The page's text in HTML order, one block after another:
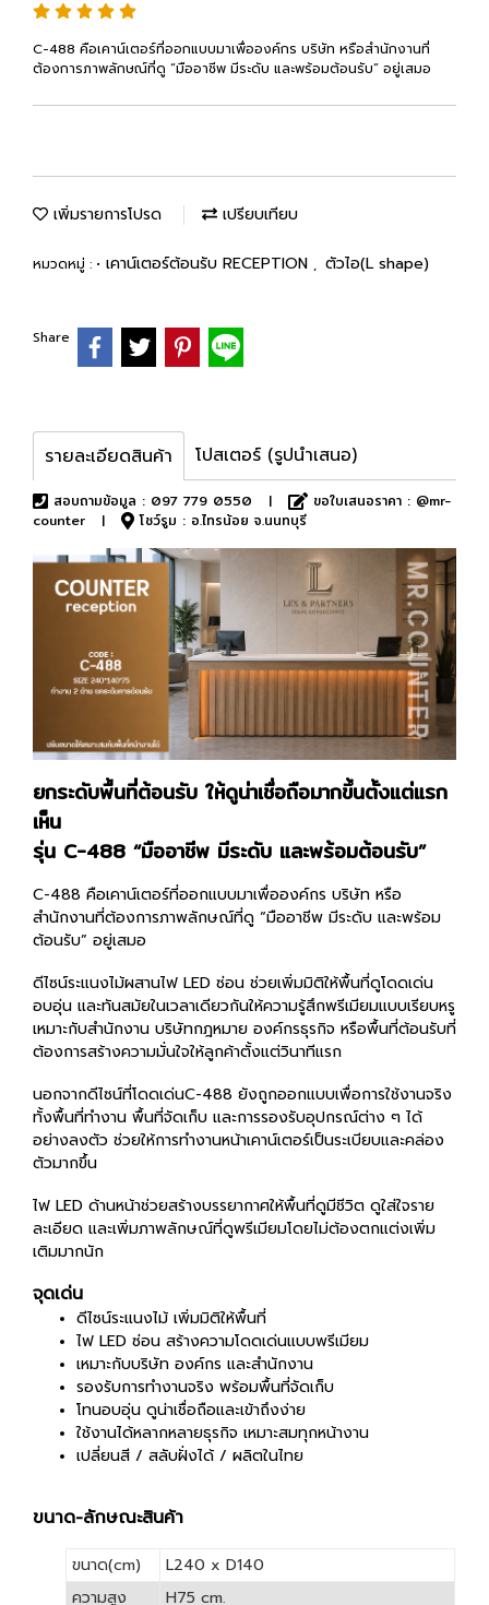
C-488 คือเคาน์เตอร์ที่ออกแบบมาเพื่อองค์กร บริษัท หรือสำนักงานที่
ต้องการภาพลักษณ์ที่ดู “มืออาชีพ มีระดับ และพร้อมต้อนรับ” อยู่เสมอ
เพิ่มรายการโปรด เปรียบเทียบ
หมวดหมู่ : • เคาน์เตอร์ต้อนรับ RECEPTION , ตัวไอ(L shape)
Share
รายละเอียดสินค้า โปสเตอร์ (รูปนำเสนอ)
สอบถามข้อมูล : 097 779 0550 |
ขอใบเสนอราคา : @mr-
counter |
โชว์รูม : อ.ไทรน้อย จ.นนทบุรี
ยกระดับพื้นที่ต้อนรับ ให้ดูน่าเชื่อถือมากขึ้นตั้งแต่แรก
เห็น
รุ่น C-488 “มืออาชีพ มีระดับ และพร้อมต้อนรับ”
C-488 คือเคาน์เตอร์ที่ออกแบบมาเพื่อองค์กร บริษัท หรือ
สำนักงานที่ต้องการภาพลักษณ์ที่ดู “มืออาชีพ มีระดับ และพร้อม
ต้อนรับ” อยู่เสมอ
ดีไซน์ระแนงไม้ผสานไฟ LED ซ่อน ช่วยเพิ่มมิติให้พื้นที่ดูโดดเด่น
อบอุ่น และทันสมัยในเวลาเดียวกันให้ความรู้สึกพรีเมียมแบบเรียบหรู
เหมาะกับสำนักงาน บริษัทกฎหมาย องค์กรธุรกิจ หรือพื้นที่ต้อนรับที่
ต้องการสร้างความมั่นใจให้ลูกค้าตั้งแต่วินาทีแรก
นอกจากดีไซน์ที่โดดเด่นC-488 ยังถูกออกแบบเพื่อการใช้งานจริง
ทั้งพื้นที่ทำงาน พื้นที่จัดเก็บ และการรองรับอุปกรณ์ต่าง ๆ ได้
อย่างลงตัว ช่วยให้การทำงานหน้าเคาน์เตอร์เป็นระเบียบและคล่อง
ตัวมากขึ้น
ไฟ LED ด้านหน้าช่วยสร้างบรรยากาศให้พื้นที่ดูมีชีวิต ดูใส่ใจราย
ละเอียด และเพิ่มภาพลักษณ์ที่ดูพรีเมียมโดยไม่ต้องตกแต่งเพิ่ม
เติมมากนัก
จุดเด่น
ดีไซน์ระแนงไม้ เพิ่มมิติให้พื้นที่
ไฟ LED ซ่อน สร้างความโดดเด่นแบบพรีเมียม
เหมาะกับบริษัท องค์กร และสำนักงาน
รองรับการทำงานจริง พร้อมพื้นที่จัดเก็บ
โทนอบอุ่น ดูน่าเชื่อถือและเข้าถึงง่าย
ใช้งานได้หลากหลายธุรกิจ เหมาะสมทุกหน้างาน
เปลี่ยนสี / สลับฝั่งได้ / ผลิตในไทย
ขนาด-ลักษณะสินค้า
ขนาด(cm)
L240 x D140
ความสูง
H75 cm.